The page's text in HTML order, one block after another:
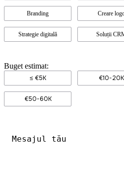
Branding Creare
Strategie digitală Soluții
Buget estimat:
≤ €5K €10-20K
€50-60K
*